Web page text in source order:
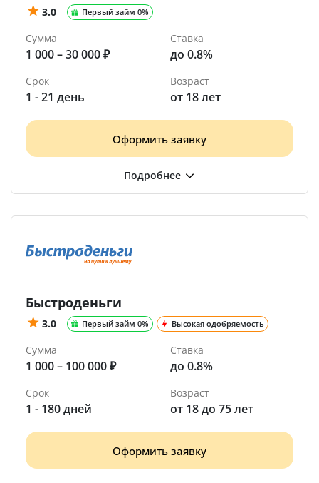
3.0 Первый займ 0%
Сумма
1 000 – 30 000 ₽
Ставка
до 0.8%
Срок
1 - 21 день
Возраст
от 18 лет
Оформить заявку
Быстроденьги
3.0 Первый займ 0% Высокая одобряемость
Сумма
1 000 – 100 000 ₽
Ставка
до 0.8%
Срок
1 - 180 дней
Возраст
от 18 до 75 лет
Оформить заявку